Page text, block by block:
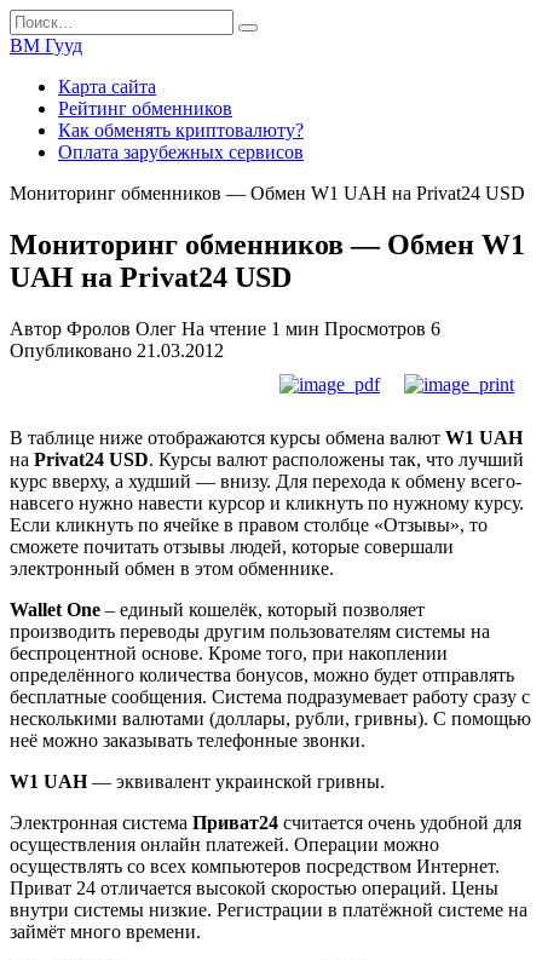
Перейти
к
содержанию
Search
for:
ВМ Гууд
Карта сайта
Рейтинг обменников
Как обменять криптовалюту?
Оплата зарубежных сервисов
Мониторинг обменников — Обмен W1 UAH на Privat24 USD
Мониторинг обменников — Обмен W1
UAH на Privat24 USD
Автор Фролов Олег На чтение 1 мин Просмотров 6
Опубликовано 21.03.2012
В таблице ниже отображаются курсы обмена валют W1 UAH
на Privat24 USD. Курсы валют расположены так, что лучший
курс вверху, а худший — внизу. Для перехода к обмену всего-
навсего нужно навести курсор и кликнуть по нужному курсу.
Если кликнуть по ячейке в правом столбце «Отзывы», то
сможете почитать отзывы людей, которые совершали
электронный обмен в этом обменнике.
Wallet One – единый кошелёк, который позволяет
производить переводы другим пользователям системы на
беспроцентной основе. Кроме того, при накоплении
определённого количества бонусов, можно будет отправлять
бесплатные сообщения. Система подразумевает работу сразу с
несколькими валютами (доллары, рубли, гривны). С помощью
неё можно заказывать телефонные звонки.
W1 UAH— эквивалент украинской гривны.
Электронная система Приват24 считается очень удобной для
осуществления онлайн платежей. Операции можно
осуществлять со всех компьютеров посредством Интернет.
Приват 24 отличается высокой скоростью операций. Цены
внутри системы низкие. Регистрации в платёжной системе на
займёт много времени.